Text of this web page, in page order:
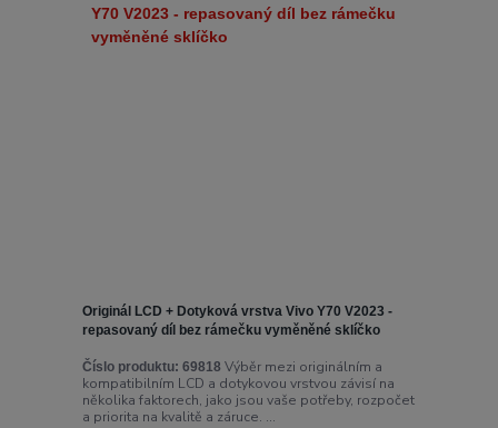
Originál LCD + Dotyková vrstva Vivo Y70 V2023 -
repasovaný díl bez rámečku vyměněné sklíčko
Číslo produktu: 69818 Výběr mezi originálním a
kompatibilním LCD a dotykovou vrstvou závisí na
několika faktorech, jako jsou vaše potřeby, rozpočet
a priorita na kvalitě a záruce. ...